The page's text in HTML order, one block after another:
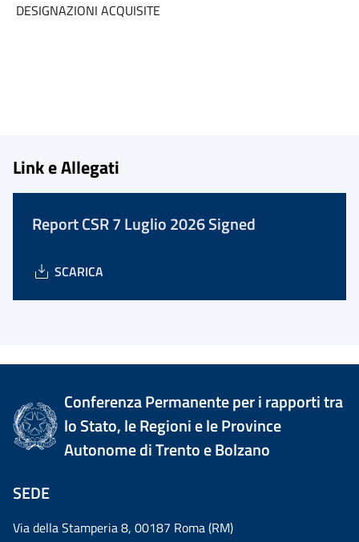
DESIGNAZIONI ACQUISITE
Link e Allegati
Report CSR 7 Luglio 2026 Signed
SCARICA
Conferenza Permanente per i rapporti tra
lo Stato, le Regioni e le Province
Autonome di Trento e Bolzano
SEDE
Via della Stamperia 8, 00187 Roma (RM)